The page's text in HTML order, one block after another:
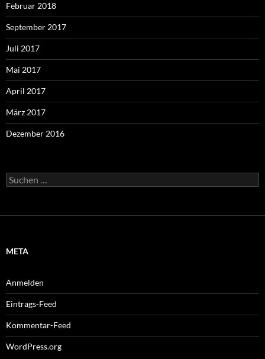
Februar 2018
September 2017
Juli 2017
Mai 2017
April 2017
März 2017
Dezember 2016
Suchen
nach:
META
Anmelden
Eintrags-Feed
Kommentar-Feed
WordPress.org